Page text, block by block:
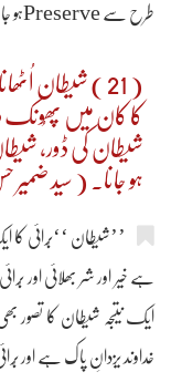
طرح سے Preserveہو جاتے ہیں۔
( 21 ) شیطان
کا کان میں پھُونک
شیطان کی ڈور،
ہو جانا۔ ( سید ضمیر
’’شیطان ‘‘بُرائی کا
ہے خیر اور شر بھلائی اور
ایک نتیجہ شیطان کا تصور بھی
خداوند یزدانِ پاک ہے اور